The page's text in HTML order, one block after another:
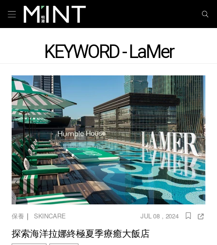
KEYWORD - LaMer
保養 ｜ SKINCARE JUL 08 , 2024
探索海洋拉娜終極夏季療癒大飯店